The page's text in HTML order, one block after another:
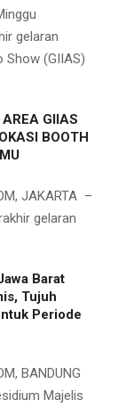
gelaran
Show (GIIAS)
GIIAS
BOOTH
JAKARTA –
gelaran
Barat
Tujuh
Periode
BANDUNG
Majelis